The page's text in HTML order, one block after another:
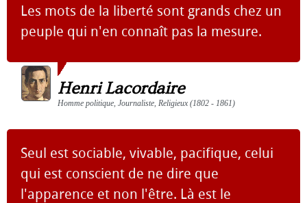
Les mots de la liberté sont grands chez un
peuple qui n'en connaît pas la mesure.
Henri Lacordaire
Homme politique, Journaliste, Religieux (1802 - 1861)
Seul est sociable, vivable, pacifique, celui
qui est conscient de ne dire que
l'apparence et non l'être. Là est le